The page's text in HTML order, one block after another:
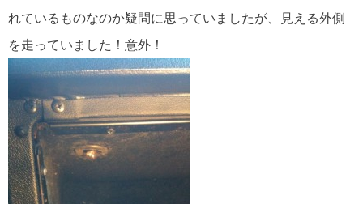
れているものなのか疑問に思っていましたが、見える外側
を走っていました！意外！